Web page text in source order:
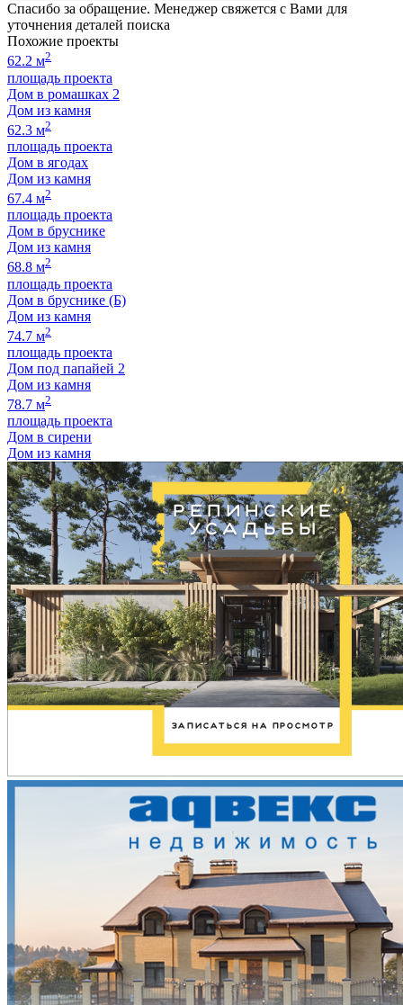
Спасибо за обращение. Менеджер свяжется с Вами для
уточнения деталей поиска
Похожие проекты
62.2 м2
площадь проекта
Дом в ромашках 2
Дом из камня
62.3 м2
площадь проекта
Дом в ягодах
Дом из камня
67.4 м2
площадь проекта
Дом в бруснике
Дом из камня
68.8 м2
площадь проекта
Дом в бруснике (Б)
Дом из камня
74.7 м2
площадь проекта
Дом под папайей 2
Дом из камня
78.7 м2
площадь проекта
Дом в сирени
Дом из камня